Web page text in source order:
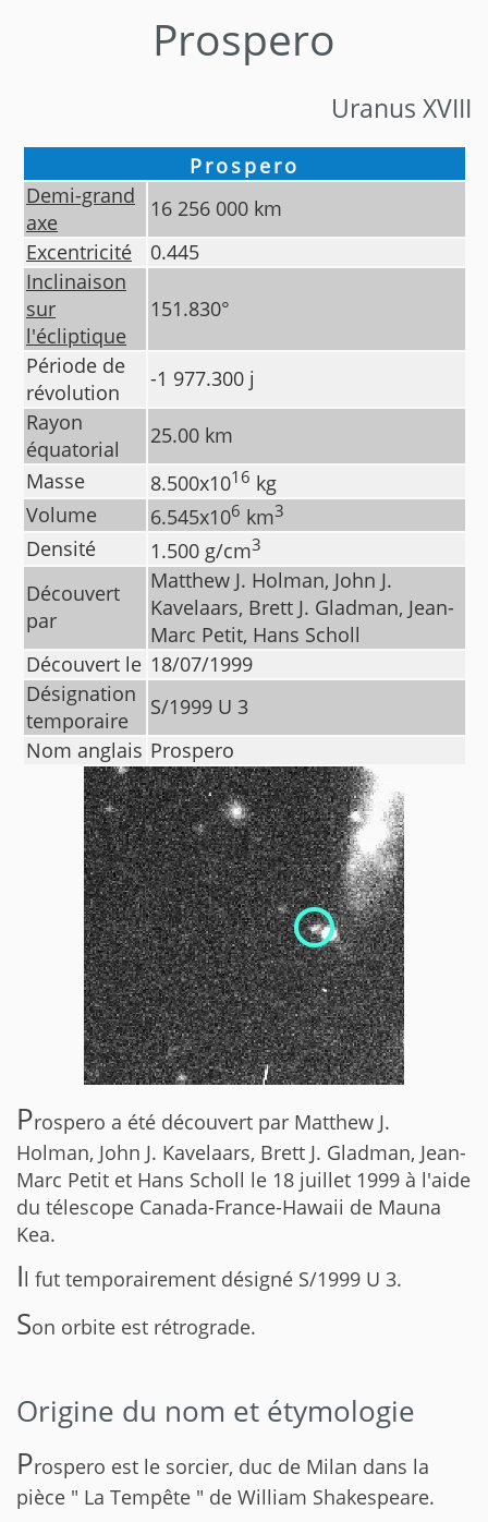
Prospero
Uranus XVIII
Prospero
Demi-grand
axe
16 256 000 km
Excentricité
0.445
Inclinaison
sur
l'écliptique
151.830°
Période de
révolution
-1 977.300 j
Rayon
équatorial
25.00 km
Masse
8.500x1016 kg
Volume
6.545x106 km3
Densité 1.500 g/cm3
Découvert
par
Matthew J. Holman, John J.
Kavelaars, Brett J. Gladman, Jean-
Marc Petit, Hans Scholl
Découvert le 18/07/1999
Désignation
temporaire
S/1999 U 3
Nom anglais Prospero
Prospero a été découvert par Matthew J.
Holman, John J. Kavelaars, Brett J. Gladman, Jean-
Marc Petit et Hans Scholl le 18 juillet 1999 à l'aide
du télescope Canada-France-Hawaii de Mauna
Kea.
Il fut temporairement désigné S/1999 U 3.
Son orbite est rétrograde.
Origine du nom et étymologie
Prospero est le sorcier, duc de Milan dans la
pièce " La Tempête " de William Shakespeare.